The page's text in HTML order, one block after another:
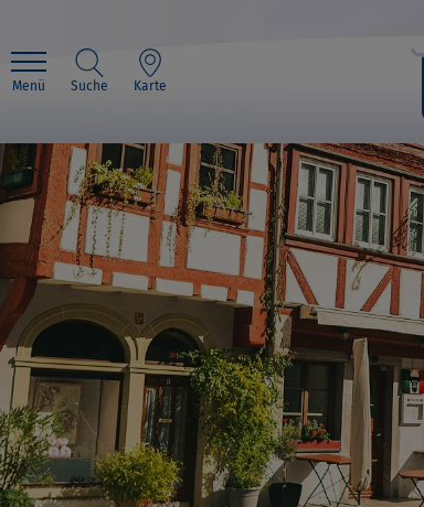
Menü Suche Karte